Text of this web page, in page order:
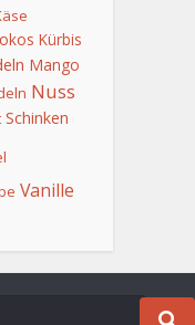
Kürbis
Mango
Nuss
Schinken
Vanille